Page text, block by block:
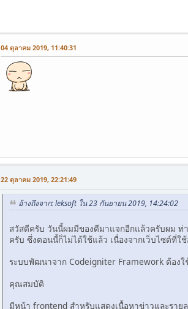
04 ตุลาคม 2019, 11:40:31
22 ตุลาคม 2019, 22:21:49
อ้างถึงจาก: leksoft ใน 23 กันยายน 2019, 14:24:02
สวัสดีครับ วันนี้ผมมีของดีมาแจกอีกแล้วครับผม ท่
ครับ ซึ่งตอนนี้ก็ไม่ได้ใช้แล้ว เนื่องจากเว็บไซต์ที่ใ
ระบบพัฒนาจาก Codeigniter Framework ต้องใ
คุณสมบัติ
มีหน้า frontend สำหรับแสดงเนื้อหาข่าวและราย